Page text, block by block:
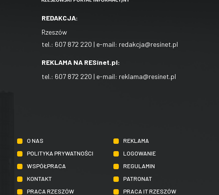
REDAKCJA:
Rzeszów
tel.: 607 872 220 | e-mail: redakcja@resinet.pl
REKLAMA NA RESinet.pl:
tel.: 607 872 220 | e-mail: reklama@resinet.pl
O NAS
REKLAMA
POLITYKA PRYWATNOŚCI
LOGOWANIE
WSPÓŁPRACA
REGULAMIN
KONTAKT
PATRONAT
PRACA RZESZÓW
PRACA IT RZESZÓW